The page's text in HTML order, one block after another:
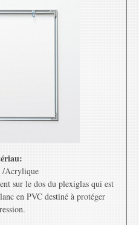
/Acrylique
sur le dos du plexiglas qui est
en PVC destiné à protéger